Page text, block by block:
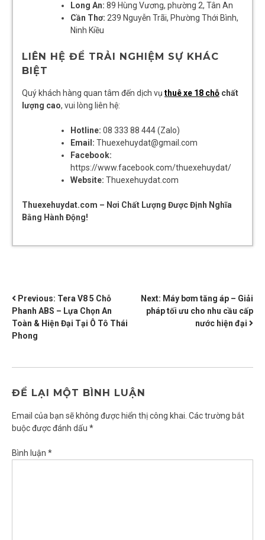
Long An: 89 Hùng Vương, phường 2, Tân An
Cần Thơ: 239 Nguyễn Trãi, Phường Thới Bình,
Ninh Kiều
LIÊN HỆ ĐỂ TRẢI NGHIỆM SỰ KHÁC
BIỆT
Quý khách hàng quan tâm đến dịch vụ thuê xe 18 chỗ chất
lượng cao, vui lòng liên hệ:
Hotline: 08 333 88 444 (Zalo)
Email: Thuexehuydat@gmail.com
Facebook:
https://www.facebook.com/thuexehuydat/
Website: Thuexehuydat.com
Thuexehuydat.com – Nơi Chất Lượng Được Định Nghĩa
Bằng Hành Động!
ĐIỀU
HƯỚNG
BÀI
Previous: Tera V8 5 Chỗ
Phanh ABS – Lựa Chọn An
Toàn & Hiện Đại Tại Ô Tô Thái
Phong
Next: Máy bơm tăng áp – Giải
pháp tối ưu cho nhu cầu cấp
nước hiện đại
ĐỂ LẠI MỘT BÌNH LUẬN
Email của bạn sẽ không được hiển thị công khai. Các trường bắt
buộc được đánh dấu *
Bình luận *